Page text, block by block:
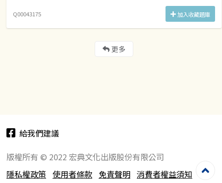
Q00043175 加入收藏題庫
更多
給我們建議
版權所有 © 2022 宏典文化出版股份有限公司
隱私權政策 使用者條款 免責聲明 消費者權益須知